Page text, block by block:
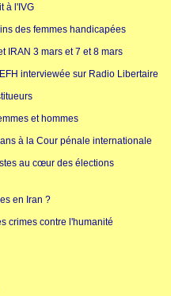
à l'IVG
des femmes handicapées
IRAN 3 mars et 7 et 8 mars
interviewée sur Radio Libertaire
et hommes
à la Cour pénale internationale
au cœur des élections
en Iran ?
crimes contre l'humanité